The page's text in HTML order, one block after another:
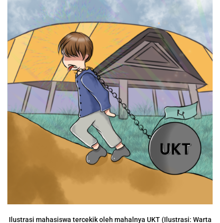
Ilustrasi mahasiswa tercekik oleh mahalnya UKT (Ilustrasi: Warta